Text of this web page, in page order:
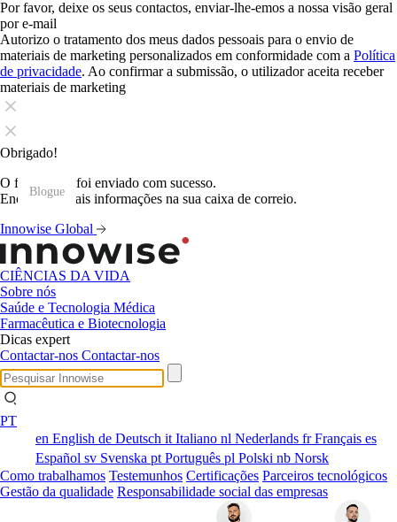
Por favor, deixe os seus contactos, enviar-lhe-emos a nossa visão geral
por e-mail
Autorizo o tratamento dos meus dados pessoais para o envio de
materiais de marketing personalizados em conformidade com a Política
de privacidade. Ao confirmar a submissão, o utilizador aceita receber
materiais de marketing
Obrigado!
O formulário foi enviado com sucesso.
Encontrará mais informações na sua caixa de correio.
Innowise Global
CIÊNCIAS DA VIDA
Sobre nós
Saúde e Tecnologia Médica
Farmacêutica e Biotecnologia
Dicas expert
Contactar-nos Contactar-nos
PT
en English de Deutsch it Italiano nl Nederlands frFrançais es
Español sv Svenska pt Português pl Polski nb Norsk
Como trabalhamos Testemunhos Certificações Parceiros tecnológicos
Gestão da qualidade Responsabilidade social das empresas
Blogue
Blogue
Blogue
Blogue
Blogue
Blogue
Blogue
Blogue
Blogue
Blogue
Blogue
Blogue